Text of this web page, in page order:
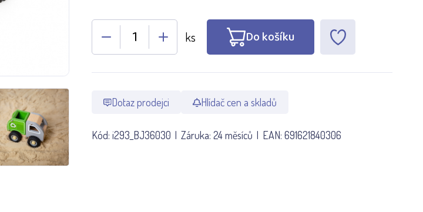
ks Do košíku
Dotaz prodejci Hlídač cen a skladů
Kód: i293_BJ36030 Záruka: 24 měsíců EAN: 691621840306